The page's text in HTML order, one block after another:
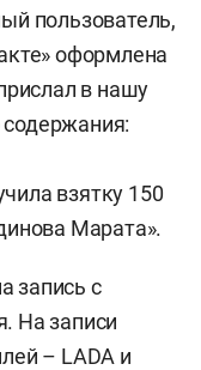
пользователь,
оформлена
в нашу
взятку 150
Марата».
запись с
На записи
– LADA и